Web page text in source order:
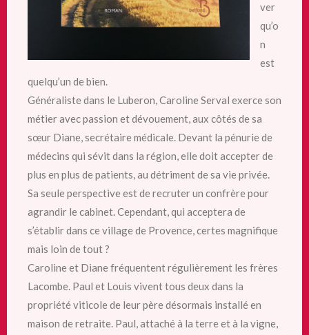
ver
qu’o
n
est
quelqu’un de bien.
Généraliste dans le Luberon, Caroline Serval exerce son
métier avec passion et dévouement, aux côtés de sa
sœur Diane, secrétaire médicale. Devant la pénurie de
médecins qui sévit dans la région, elle doit accepter de
plus en plus de patients, au détriment de sa vie privée.
Sa seule perspective est de recruter un confrère pour
agrandir le cabinet. Cependant, qui acceptera de
s’établir dans ce village de Provence, certes magnifique
mais loin de tout ?
Caroline et Diane fréquentent régulièrement les frères
Lacombe. Paul et Louis vivent tous deux dans la
propriété viticole de leur père désormais installé en
maison de retraite. Paul, attaché à la terre et à la vigne,